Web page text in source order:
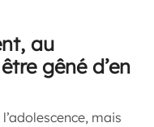
au
gêné d’en
mais